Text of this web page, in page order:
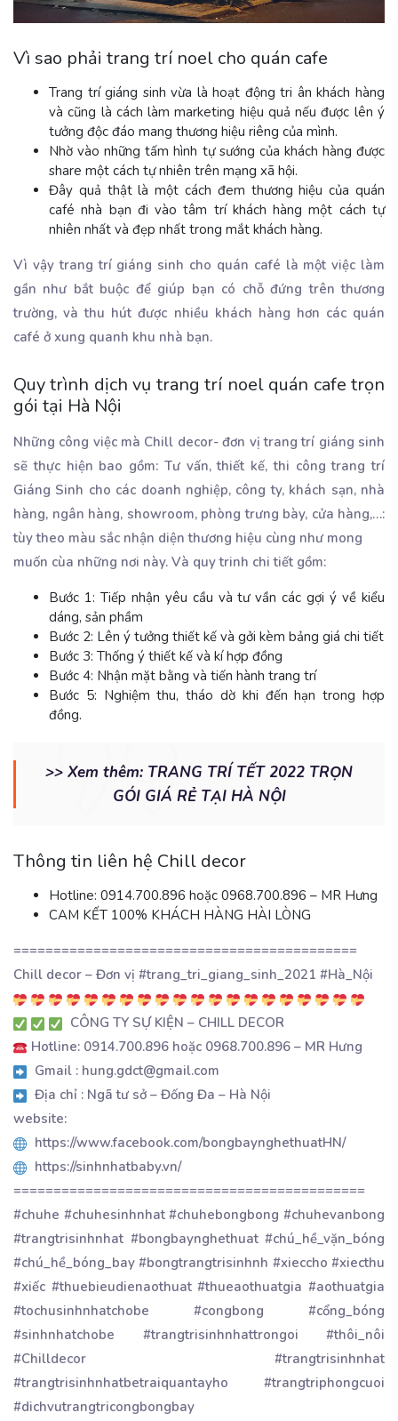
Vì sao phải trang trí noel cho quán cafe
Trang trí giáng sinh vừa là hoạt động tri ân khách hàng
và cũng là cách làm marketing hiệu quả nếu được lên ý
tưởng độc đáo mang thương hiệu riêng của mình.
Nhờ vào những tấm hình tự sướng của khách hàng được
share một cách tự nhiên trên mạng xã hội.
Đây quả thật là một cách đem thương hiệu của quán
café nhà bạn đi vào tâm trí khách hàng một cách tự
nhiên nhất và đẹp nhất trong mắt khách hàng.
Vì vậy trang trí giáng sinh cho quán café là một việc làm
gần như bắt buộc để giúp bạn có chỗ đứng trên thương
trường, và thu hút được nhiều khách hàng hơn các quán
café ở xung quanh khu nhà bạn.
Quy trình dịch vụ trang trí noel quán cafe trọn
gói tại Hà Nội
Những công việc mà Chill decor- đơn vị trang trí giáng sinh
sẽ thực hiện bao gồm: Tư vấn, thiết kế, thi công trang trí
Giáng Sinh cho các doanh nghiệp, công ty, khách sạn, nhà
hàng, ngân hàng, showroom, phòng trưng bày, cửa hàng,…:
tùy theo màu sắc nhận diện thương hiệu cùng như mong
muốn cùa những nơi này. Và quy trinh chi tiết gồm:
Bước 1: Tiếp nhận yêu cầu và tư vần các gợi ý về kiểu
dáng, sản phầm
Bước 2: Lên ý tưởng thiết kế và gởi kèm bảng giá chi tiết
Bước 3: Thống ý thiết kế và kí hợp đồng
Bước 4: Nhận mặt bằng và tiến hành trang trí
Bước 5: Nghiệm thu, tháo dờ khi đến hạn trong hợp
đồng.
>> Xem thêm: TRANG TRÍ TẾT 2022 TRỌN
GÓI GIÁ RẺ TẠI HÀ NỘI
Thông tin liên hệ Chill decor
Hotline: 0914.700.896 hoặc 0968.700.896 – MR Hưng
CAM KẾT 100% KHÁCH HÀNG HÀI LÒNG
===========================================
Chill decor – Đơn vị #trang_tri_giang_sinh_2021 #Hà_Nội
CÔNG TY SỰ KIỆN – CHILL DECOR
Hotline: 0914.700.896 hoặc 0968.700.896 – MR Hưng
Gmail : hung.gdct@gmail.com
Địa chỉ : Ngã tư sở – Đống Đa – Hà Nội
website:
https://www.facebook.com/bongbaynghethuatHN/
https://sinhnhatbaby.vn/
============================================
#chuhe #chuhesinhnhat #chuhebongbong #chuhevanbong
#trangtrisinhnhat #bongbaynghethuat #chú_hề_vặn_bóng
#chú_hề_bóng_bay #bongtrangtrisinhnh #xieccho #xiecthu
#xiếc #thuebieudienaothuat #thueaothuatgia #aothuatgia
#tochusinhnhatchobe #congbong #cổng_bóng
#sinhnhatchobe #trangtrisinhnhattrongoi #thôi_nôi
#Chilldecor #trangtrisinhnhat
#trangtrisinhnhatbetraiquantayho #trangtriphongcuoi
#dichvutrangtricongbongbay